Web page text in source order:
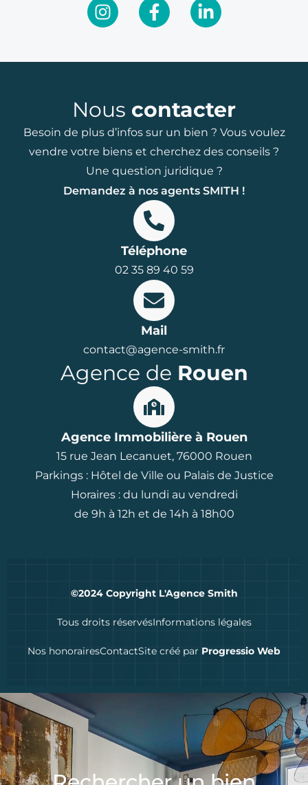
Nous contacter
Besoin de plus d’infos sur un bien ? Vous voulez
vendre votre biens et cherchez des conseils ?
Une question juridique ?
Demandez à nos agents SMITH !
Téléphone
02 35 89 40 59
Mail
contact@agence-smith.fr
Agence de Rouen
Agence Immobilière à Rouen
15 rue Jean Lecanuet, 76000 Rouen
Parkings : Hôtel de Ville ou Palais de Justice
Horaires : du lundi au vendredi
de 9h à 12h et de 14h à 18h00
©2024 Copyright L'Agence Smith
Tous droits réservésInformations légales
Nos honorairesContactSite créé par Progressio Web